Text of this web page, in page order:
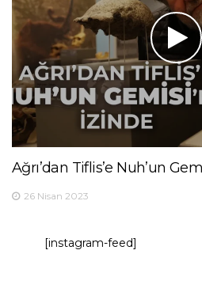
Ağrı’dan Tiflis’e Nuh’un
26 Nisan 2023
[instagram-feed]